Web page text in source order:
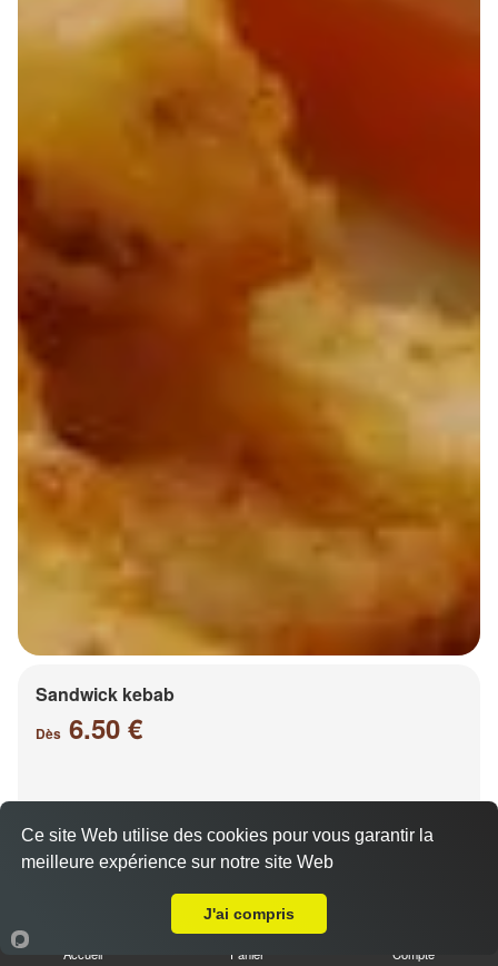
Sandwick kebab
Dès 6.50 €
Accueil Panier Compte
Ce site Web utilise des cookies pour vous garantir la
meilleure expérience sur notre site Web
J'ai compris